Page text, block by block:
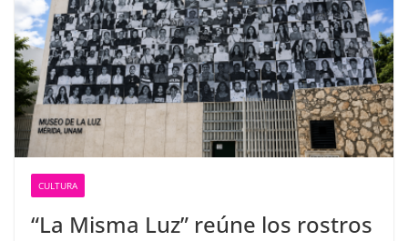
CULTURA
“La Misma Luz” reúne los rostros